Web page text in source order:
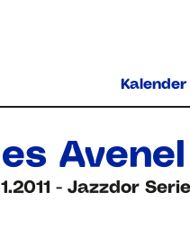
Kalender
Avenel
- Jazzdor